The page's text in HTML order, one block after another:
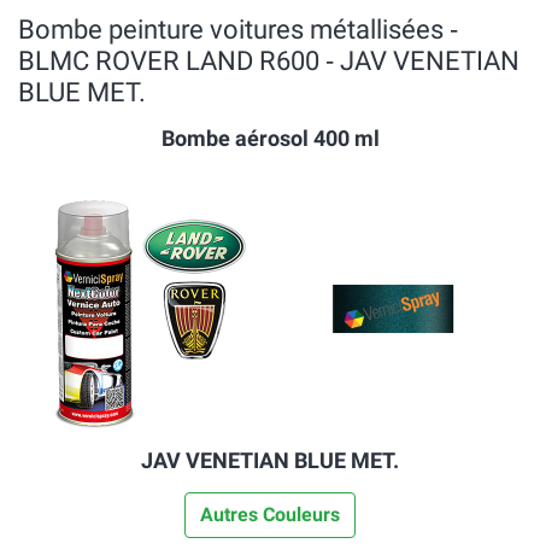
Bombe peinture voitures métallisées ‐
BLMC ROVER LAND R600 ‐ JAV VENETIAN
BLUE MET.
Bombe aérosol 400 ml
JAV VENETIAN BLUE MET.
Autres Couleurs